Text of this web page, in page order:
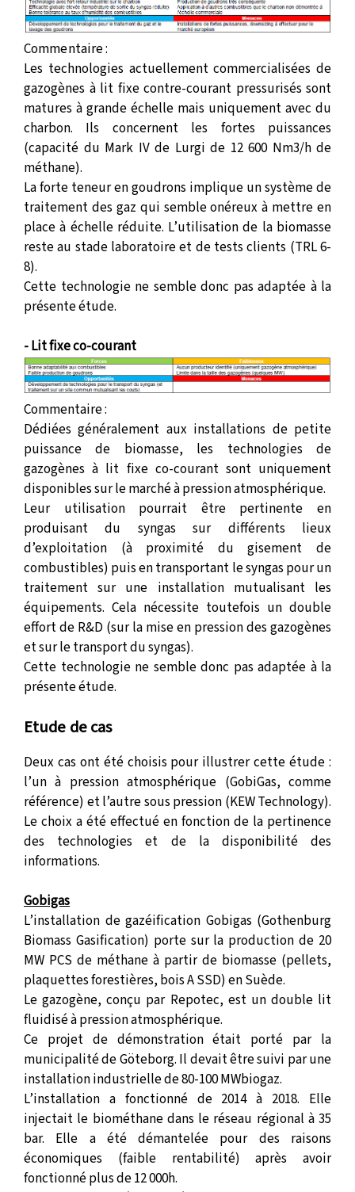
Commentaire :
Les technologies actuellement commercialisées de
gazogènes à lit fixe contre-courant pressurisés sont
matures à grande échelle mais uniquement avec du
charbon. Ils concernent les fortes puissances
(capacité du Mark IV de Lurgi de 12 600 Nm3/h de
méthane).
La forte teneur en goudrons implique un système de
traitement des gaz qui semble onéreux à mettre en
place à échelle réduite. L’utilisation de la biomasse
reste au stade laboratoire et de tests clients (TRL 6-
8).
Cette technologie ne semble donc pas adaptée à la
présente étude.
- Lit fixe co-courant
Commentaire :
Dédiées généralement aux installations de petite
puissance de biomasse, les technologies de
gazogènes à lit fixe co-courant sont uniquement
disponibles sur le marché à pression atmosphérique.
Leur utilisation pourrait être pertinente en
produisant du syngas sur différents lieux
d’exploitation (à proximité du gisement de
combustibles) puis en transportant le syngas pour un
traitement sur une installation mutualisant les
équipements. Cela nécessite toutefois un double
effort de R&D (sur la mise en pression des gazogènes
et sur le transport du syngas).
Cette technologie ne semble donc pas adaptée à la
présente étude.
Etude de cas
Deux cas ont été choisis pour illustrer cette étude :
l’un à pression atmosphérique (GobiGas, comme
référence) et l’autre sous pression (KEW Technology).
Le choix a été effectué en fonction de la pertinence
des technologies et de la disponibilité des
informations.
Gobigas
L’installation de gazéification Gobigas (Gothenburg
Biomass Gasification) porte sur la production de 20
MW PCS de méthane à partir de biomasse (pellets,
plaquettes forestières, bois A SSD) en Suède.
Le gazogène, conçu par Repotec, est un double lit
fluidisé à pression atmosphérique.
Ce projet de démonstration était porté par la
municipalité de Göteborg. Il devait être suivi par une
installation industrielle de 80-100 MWbiogaz.
L’installation a fonctionné de 2014 à 2018. Elle
injectait le biométhane dans le réseau régional à 35
bar. Elle a été démantelée pour des raisons
économiques (faible rentabilité) après avoir
fonctionné plus de 12 000h.